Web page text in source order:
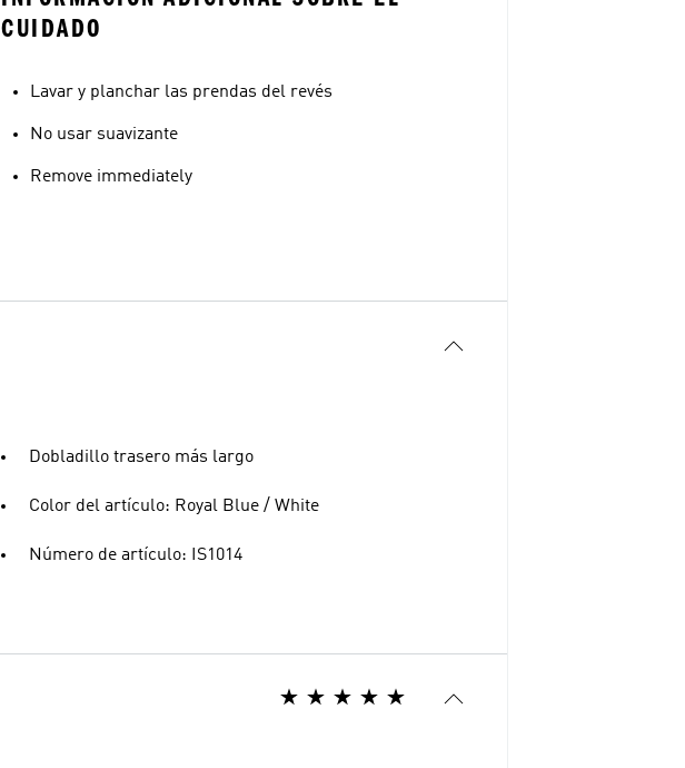
CUIDADO
Lavar y planchar las prendas del revés
No usar suavizante
Remove immediately
Dobladillo trasero más largo
Color del artículo: Royal Blue / White
Número de artículo: IS1014